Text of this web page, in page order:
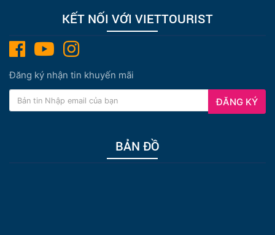
KẾT NỐI VỚI VIETTOURIST
Đăng ký nhận tin khuyến mãi
ĐĂNG KÝ
BẢN ĐỒ